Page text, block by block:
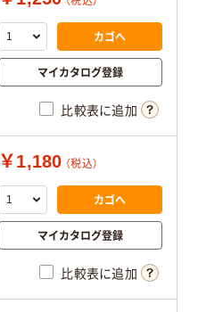
カゴへ
マイカタログ登録
比較表に追加
￥1,180 （税込）
カゴへ
マイカタログ登録
比較表に追加